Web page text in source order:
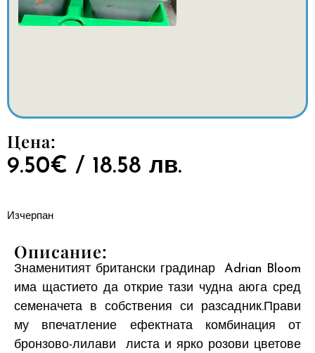
Цена:
9.50€ / 18.58 лв.
Изчерпан
Описание:
Знаменитият британски градинар Adrian Bloom
има щастието да открие тази чудна аюга сред
семеначета в собствения си разсадник.Прави
му впечатление ефектната комбинация от
бронзово-лилави листа и ярко розови цветове